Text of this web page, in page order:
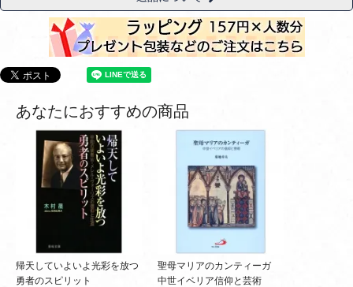
あなたにおすすめの商品
帰天していよいよ光彩を放つ
勇者のスピリット
聖母マリアのカンティーガ
中世イベリア信仰と芸術